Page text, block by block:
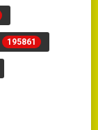
195861